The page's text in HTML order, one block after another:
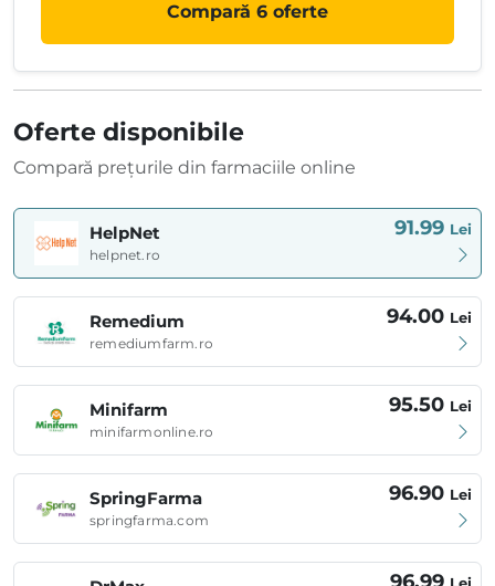
Compară 6 oferte
Oferte disponibile
Compară prețurile din farmaciile online
HelpNet
helpnet.ro
91.99 Lei
Remedium
remediumfarm.ro
94.00 Lei
Minifarm
minifarmonline.ro
95.50 Lei
SpringFarma
springfarma.com
96.90 Lei